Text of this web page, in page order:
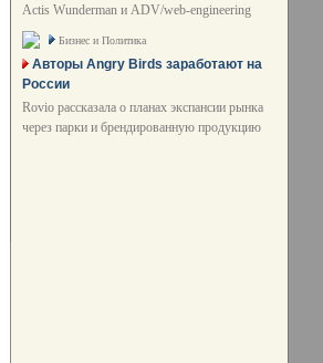
Actis Wunderman и ADV/web-engineering
Бизнес и Политика
Авторы Angry Birds заработают на
России
Rovio рассказала о планах экспансии рынка
через парки и брендированную продукцию